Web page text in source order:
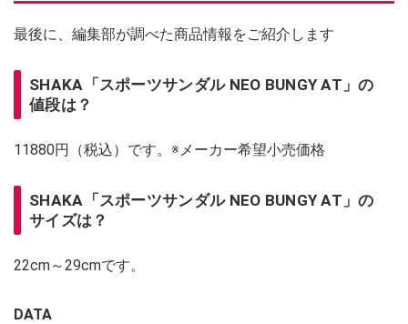
最後に、編集部が調べた商品情報をご紹介します
SHAKA「スポーツサンダル NEO BUNGY AT」の
値段は？
11880円（税込）です。※メーカー希望小売価格
SHAKA「スポーツサンダル NEO BUNGY AT」の
サイズは？
22cm～29cmです。
DATA